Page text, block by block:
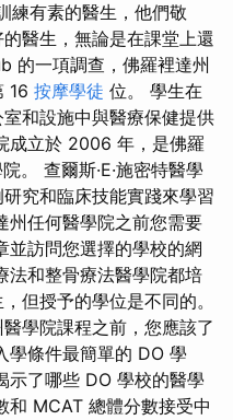
練有素的醫生，他們敬
醫生，無論是在課堂上還
的一項調查，佛羅裡達州
16 按摩學徒 位。 學生在
和設施中與醫療保健提供
成立於 2006 年，是佛羅
。 查爾斯·E·施密特醫學
究和臨床技能實踐來學習
州任何醫學院之前您需要
並訪問您選擇的學校的網
法和整骨療法醫學院都培
但授予的學位是不同的。
學院課程之前，您應該了
學條件最簡單的 DO 學
示了哪些 DO 學校的醫學
和 MCAT 總體分數接受中